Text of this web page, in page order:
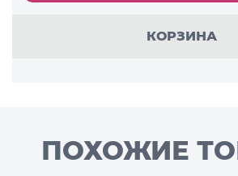
КОРЗИНА
ПОХОЖИЕ